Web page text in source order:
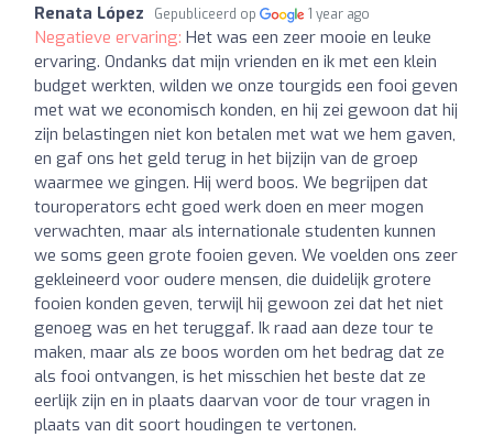
Renata López Gepubliceerd op 1 year ago
Negatieve ervaring: Het was een zeer mooie en leuke
ervaring. Ondanks dat mijn vrienden en ik met een klein
budget werkten, wilden we onze tourgids een fooi geven
met wat we economisch konden, en hij zei gewoon dat hij
zijn belastingen niet kon betalen met wat we hem gaven,
en gaf ons het geld terug in het bijzijn van de groep
waarmee we gingen. Hij werd boos. We begrijpen dat
touroperators echt goed werk doen en meer mogen
verwachten, maar als internationale studenten kunnen
we soms geen grote fooien geven. We voelden ons zeer
gekleineerd voor oudere mensen, die duidelijk grotere
fooien konden geven, terwijl hij gewoon zei dat het niet
genoeg was en het teruggaf. Ik raad aan deze tour te
maken, maar als ze boos worden om het bedrag dat ze
als fooi ontvangen, is het misschien het beste dat ze
eerlijk zijn en in plaats daarvan voor de tour vragen in
plaats van dit soort houdingen te vertonen.